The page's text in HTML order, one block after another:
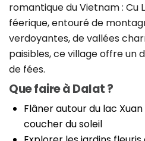
romantique du Vietnam : Cu
féerique, entouré de
verdoyantes, de vallées
paisibles, ce village offre un
de fées.
Que faire à Dalat ?
Flâner autour du lac
coucher du soleil